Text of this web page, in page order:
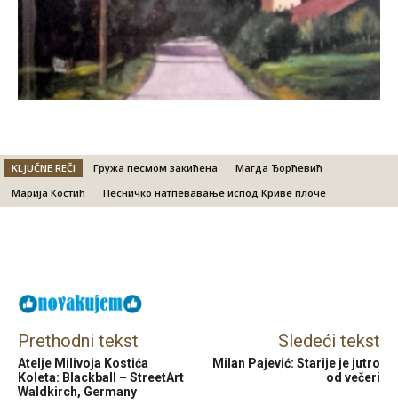
KLJUČNE REČI Гружа песмом закићена
Магда Ђорћевић
Марија Костић
Песничко натпевавање испод Криве плоче
Prethodni tekst
Atelje Milivoja Kostića
Koleta: Blackball – StreetArt
Waldkirch, Germany
Sledeći tekst
Milan Pajević: Starije je jutro
od večeri